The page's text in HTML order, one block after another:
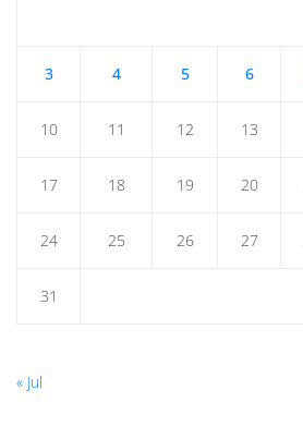
3 4 5 6
10 11 12 13
17 18 19 20
24 25 26 27
31
« Jul